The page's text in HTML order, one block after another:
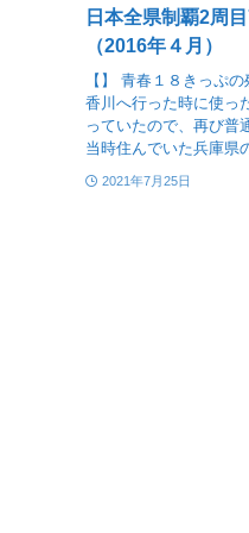
日本全県制覇2周
（2016年４月）
【】 青春１８きっぷ
香川へ行った時に使っ
っていたので、再び普
当時住んでいた兵庫県
2021年7月25日